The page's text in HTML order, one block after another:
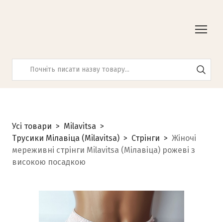
Усі товари
Milavitsa
Трусики Мілавіца (Milavitsa)
Стрінги
Жіночі
мереживні стрінги Milavitsa (Мілавіца) рожеві з
високою посадкою